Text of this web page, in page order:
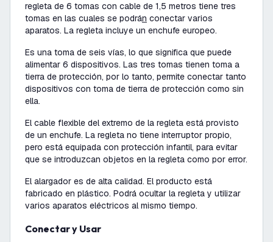
regleta de 6 tomas con cable de 1,5 metros tiene tres
tomas en las cuales se podrán conectar varios
aparatos. La regleta incluye un enchufe europeo.
Es una toma de seis vías, lo que significa que puede
alimentar 6 dispositivos. Las tres tomas tienen toma a
tierra de protección, por lo tanto, permite conectar tanto
dispositivos con toma de tierra de protección como sin
ella.
El cable flexible del extremo de la regleta está provisto
de un enchufe. La regleta no tiene interruptor propio,
pero está equipada con protección infantil, para evitar
que se introduzcan objetos en la regleta como por error.
El alargador es de alta calidad. El producto está
fabricado en plástico. Podrá ocultar la regleta y utilizar
varios aparatos eléctricos al mismo tiempo.
Conectar y Usar